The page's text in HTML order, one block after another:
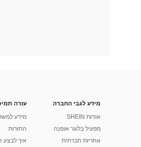
מידע לגבי החברה
אודות SHEIN
מפעיל בלוגר אופנה
אחריות חברתית
עזרה
מידע
החזרות
איך לבצע